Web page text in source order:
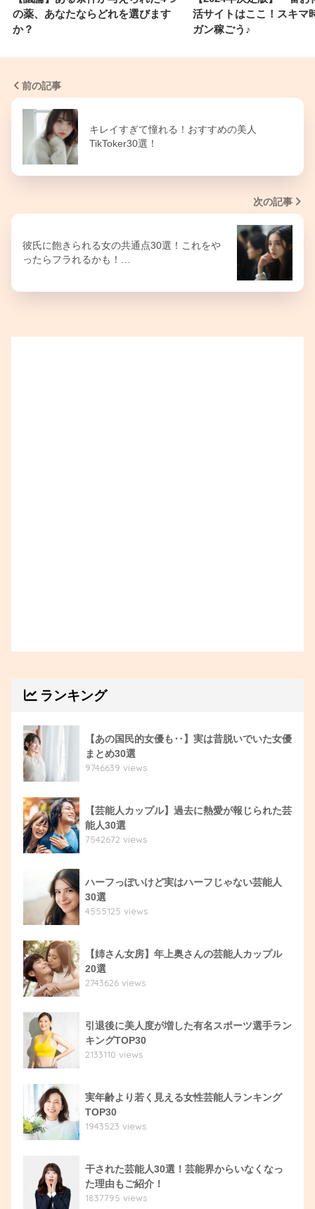
の薬、あなたならどれを選びます
か？
活サイトはここ！スキマ
ガン稼ごう♪
前の記事
キレイすぎて憧れる！おすすめの美人
TikToker30選！
次の記事
彼氏に飽きられる女の共通点30選！これをや
ったらフラれるかも！…
ランキング
【あの国民的女優も‥】実は昔脱いでいた女優
まとめ30選
9746639 views
【芸能人カップル】過去に熱愛が報じられた芸
能人30選
7542672 views
ハーフっぽいけど実はハーフじゃない芸能人
30選
4555125 views
【姉さん女房】年上奥さんの芸能人カップル
20選
2743626 views
引退後に美人度が増した有名スポーツ選手ラン
キングTOP30
2133110 views
実年齢より若く見える女性芸能人ランキング
TOP30
1943523 views
干された芸能人30選！芸能界からいなくなっ
た理由もご紹介！
1837795 views